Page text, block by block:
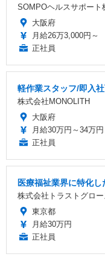
SOMPOヘルスサポート
大阪府
月給26万3,000円～
正社員
軽作業スタッフ/即入
株式会社MONOLITH
大阪府
月給30万円～34万円
正社員
医療福祉業界に特化
株式会社トラストグロ
東京都
月給30万円
正社員